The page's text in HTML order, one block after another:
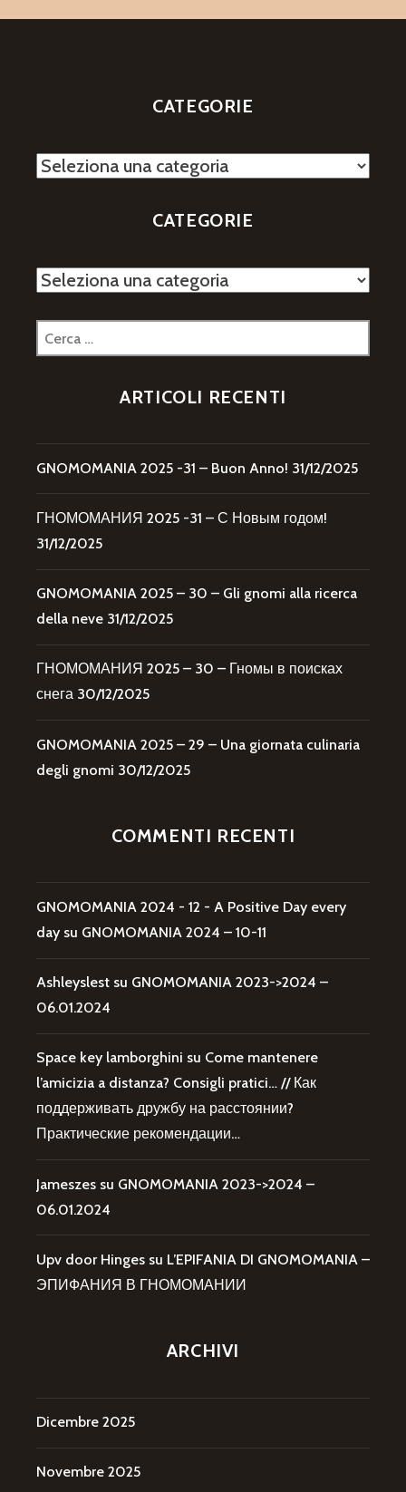
CATEGORIE
Categorie
CATEGORIE
Categorie
Ricerca
per:
ARTICOLI RECENTI
GNOMOMANIA 2025 -31 – Buon Anno! 31/12/2025
ГНОМОМАНИЯ 2025 -31 – С Новым годом!
31/12/2025
GNOMOMANIA 2025 – 30 – Gli gnomi alla ricerca
della neve 31/12/2025
ГНОМОМАНИЯ 2025 – 30 – Гномы в поисках
снега 30/12/2025
GNOMOMANIA 2025 – 29 – Una giornata culinaria
degli gnomi 30/12/2025
COMMENTI RECENTI
GNOMOMANIA 2024 - 12 - A Positive Day every
day su GNOMOMANIA 2024 – 10-11
Ashleyslest su GNOMOMANIA 2023->2024 –
06.01.2024
Space key lamborghini su Come mantenere
l’amicizia a distanza? Consigli pratici… // Как
поддерживать дружбу на расстоянии?
Практические рекомендации…
Jameszes su GNOMOMANIA 2023->2024 –
06.01.2024
Upv door Hinges su L’EPIFANIA DI GNOMOMANIA –
ЭПИФАНИЯ В ГНОМОМАНИИ
ARCHIVI
Dicembre 2025
Novembre 2025